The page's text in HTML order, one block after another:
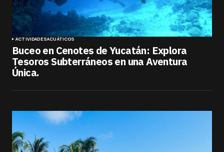
ACTIVIDADESACUÁTICOS
Buceo en Cenotes de Yucatán: Explora
Tesoros Subterráneos en una Aventura
Única.